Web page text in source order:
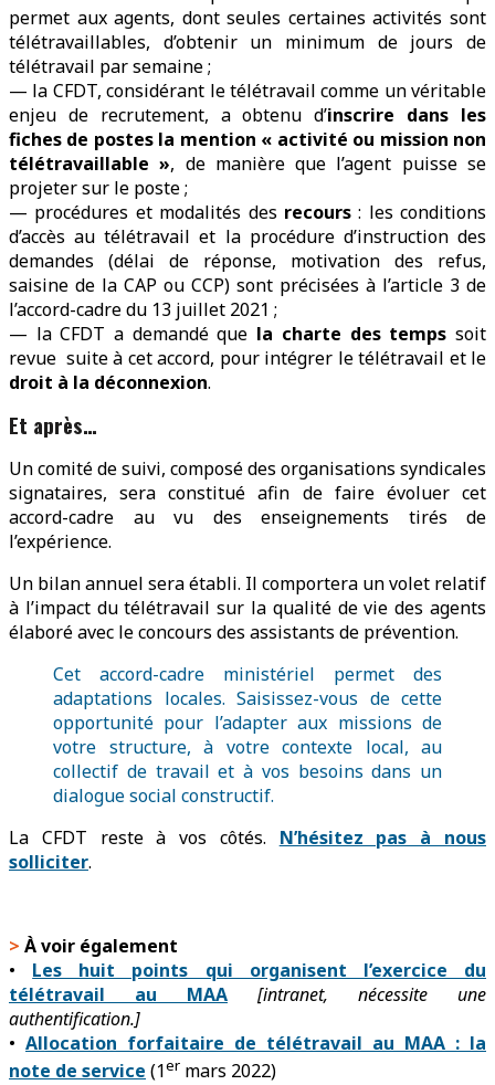
permet aux agents, dont seules certaines activités sont
télétravaillables, d’obtenir un minimum de jours de
télétravail par semaine ;
— la CFDT, considérant le télétravail comme un véritable
enjeu de recrutement, a obtenu d’inscrire dans les
fiches de postes la mention « activité ou mission non
télétravaillable », de manière que l’agent puisse se
projeter sur le poste ;
— procédures et modalités des recours: les conditions
d’accès au télétravail et la procédure d’instruction des
demandes (délai de réponse, motivation des refus,
saisine de la CAP ou CCP) sont précisées à l’article 3 de
l’accord-cadre du 13 juillet 2021 ;
— la CFDT a demandé que la charte des temps soit
revue suite à cet accord, pour intégrer le télétravail et le
droit à la déconnexion.
Et après…
Un comité de suivi, composé des organisations syndicales
signataires, sera constitué afin de faire évoluer cet
accord-cadre au vu des enseignements tirés de
l’expérience.
Un bilan annuel sera établi. Il comportera un volet relatif
à l’impact du télétravail sur la qualité de vie des agents
élaboré avec le concours des assistants de prévention.
Cet accord-cadre ministériel permet des
adaptations locales. Saisissez-vous de cette
opportunité pour l’adapter aux missions de
votre structure, à votre contexte local, au
collectif de travail et à vos besoins dans un
dialogue social constructif.
La CFDT reste à vos côtés. N’hésitez pas à nous
solliciter.
> À voir également
• Les huit points qui organisent l’exercice du
télétravail au MAA [intranet, nécessite une
authentification.]
• Allocation forfaitaire de télétravail au MAA : la
note de service (1er mars 2022)